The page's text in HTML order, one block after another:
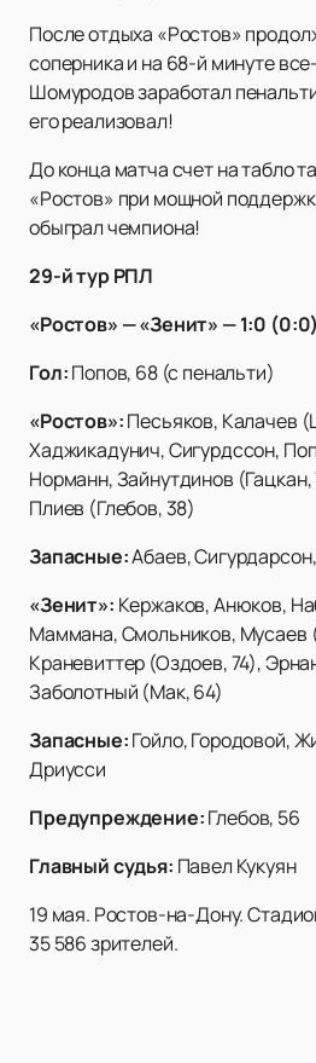
После отдыха «Ростов»
соперника и на 68-й минуте
Шомуродов заработал
его реализовал!
До конца матча счет на табло
«Ростов» при мощной
обыграл чемпиона!
29-й тур РПЛ
«Ростов» — «Зенит» — 1:0 (0:0)
Гол:Попов, 68 (с пенальти)
«Ростов»:Песьяков, Калачев
Хаджикадунич, Сигурдссон,
Норманн, Зайнутдинов
Плиев (Глебов, 38)
Запасные:Абаев,
«Зенит»: Кержаков, Анюков,
Маммана, Смольников, Мусаев
Краневиттер (Оздоев, 74),
Заболотный (Мак, 64)
Запасные:Гойло, Городовой,
Дриусси
Предупреждение:Глебов, 56
Главный судья: Павел Кукуян
19 мая. Ростов-на-Дону.
35 586 зрителей.